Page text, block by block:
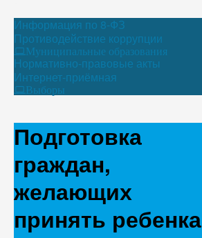
Информация по 8-ФЗ
Противодействие коррупции
Муниципальные образования
Нормативно-правовые акты
Интернет-приёмная
Выборы
Подготовка
граждан,
желающих
принять ребенка